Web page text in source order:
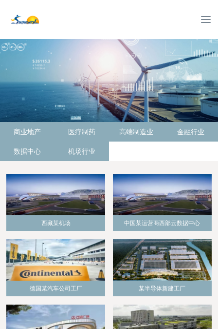
T
g
g
n
a
v
i
a
o
n
商业地产 医疗制药 高端制造业 金融行业
数据中心 机场行业
西藏某机场 中国某运营商西部云数据中心
德国某汽车公司工厂 某半导体新建工厂